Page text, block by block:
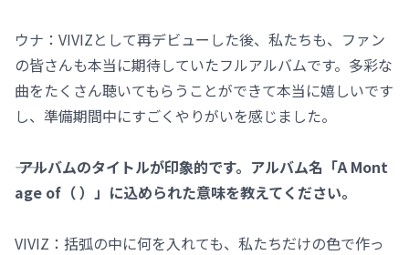
ウナ：VIVIZとして再デビューした後、私たちも、ファン
の皆さんも本当に期待していたフルアルバムです。多彩な
曲をたくさん聴いてもらうことができて本当に嬉しいです
し、準備期間中にすごくやりがいを感じました。
―― アルバムのタイトルが印象的です。アルバム名「A Mont
age of（ ）」に込められた意味を教えてください。
VIVIZ：括弧の中に何を入れても、私たちだけの色で作っ